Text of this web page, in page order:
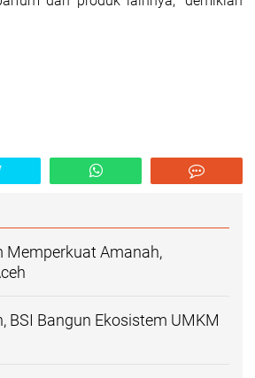
Memperkuat Amanah,
BSI Bangun Ekosistem UMKM